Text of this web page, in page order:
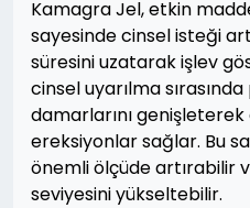
Kamagra Jel, etkin
sayesinde cinsel isteği
süresini uzatarak işlev
cinsel uyarılma
damarlarını genişleterek
ereksiyonlar sağlar. Bu
önemli ölçüde artırabilir
seviyesini yükseltebilir.